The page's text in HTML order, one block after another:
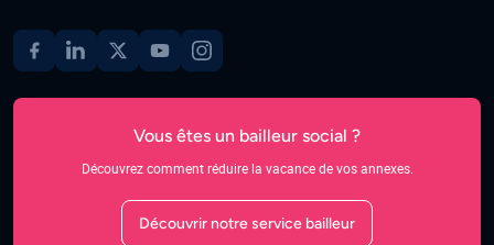
Vous êtes un bailleur social ?
Découvrez comment réduire la vacance de vos annexes.
Découvrir notre service bailleur